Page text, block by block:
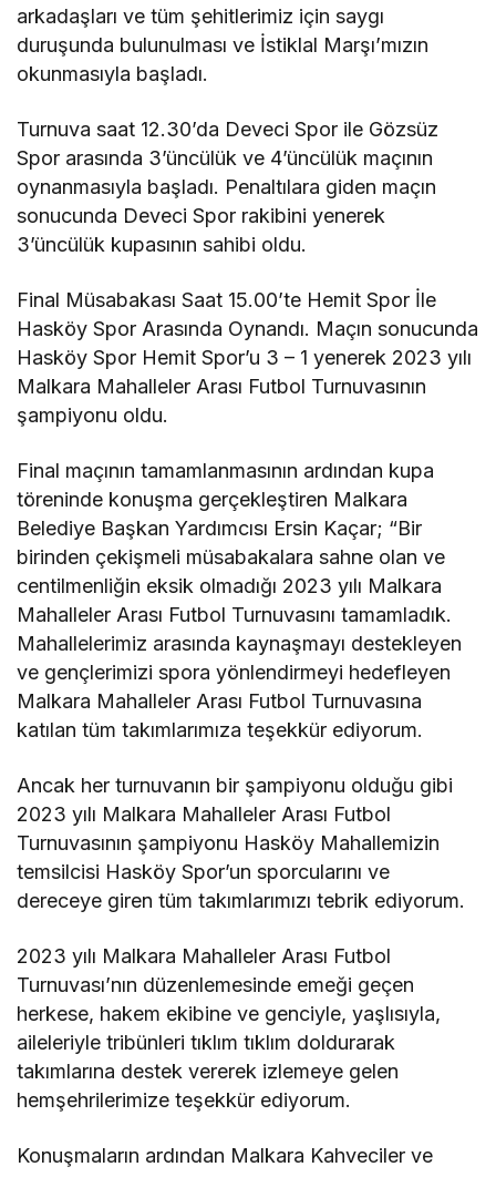
arkadaşları ve tüm şehitlerimiz için saygı
duruşunda bulunulması ve İstiklal Marşı’mızın
okunmasıyla başladı.
Turnuva saat 12.30’da Deveci Spor ile Gözsüz
Spor arasında 3’üncülük ve 4’üncülük maçının
oynanmasıyla başladı. Penaltılara giden maçın
sonucunda Deveci Spor rakibini yenerek
3’üncülük kupasının sahibi oldu.
Final Müsabakası Saat 15.00’te Hemit Spor İle
Hasköy Spor Arasında Oynandı. Maçın sonucunda
Hasköy Spor Hemit Spor’u 3 – 1 yenerek 2023 yılı
Malkara Mahalleler Arası Futbol Turnuvasının
şampiyonu oldu.
Final maçının tamamlanmasının ardından kupa
töreninde konuşma gerçekleştiren Malkara
Belediye Başkan Yardımcısı Ersin Kaçar; “Bir
birinden çekişmeli müsabakalara sahne olan ve
centilmenliğin eksik olmadığı 2023 yılı Malkara
Mahalleler Arası Futbol Turnuvasını tamamladık.
Mahallelerimiz arasında kaynaşmayı destekleyen
ve gençlerimizi spora yönlendirmeyi hedefleyen
Malkara Mahalleler Arası Futbol Turnuvasına
katılan tüm takımlarımıza teşekkür ediyorum.
Ancak her turnuvanın bir şampiyonu olduğu gibi
2023 yılı Malkara Mahalleler Arası Futbol
Turnuvasının şampiyonu Hasköy Mahallemizin
temsilcisi Hasköy Spor’un sporcularını ve
dereceye giren tüm takımlarımızı tebrik ediyorum.
2023 yılı Malkara Mahalleler Arası Futbol
Turnuvası’nın düzenlemesinde emeği geçen
herkese, hakem ekibine ve genciyle, yaşlısıyla,
aileleriyle tribünleri tıklım tıklım doldurarak
takımlarına destek vererek izlemeye gelen
hemşehrilerimize teşekkür ediyorum.
Konuşmaların ardından Malkara Kahveciler ve